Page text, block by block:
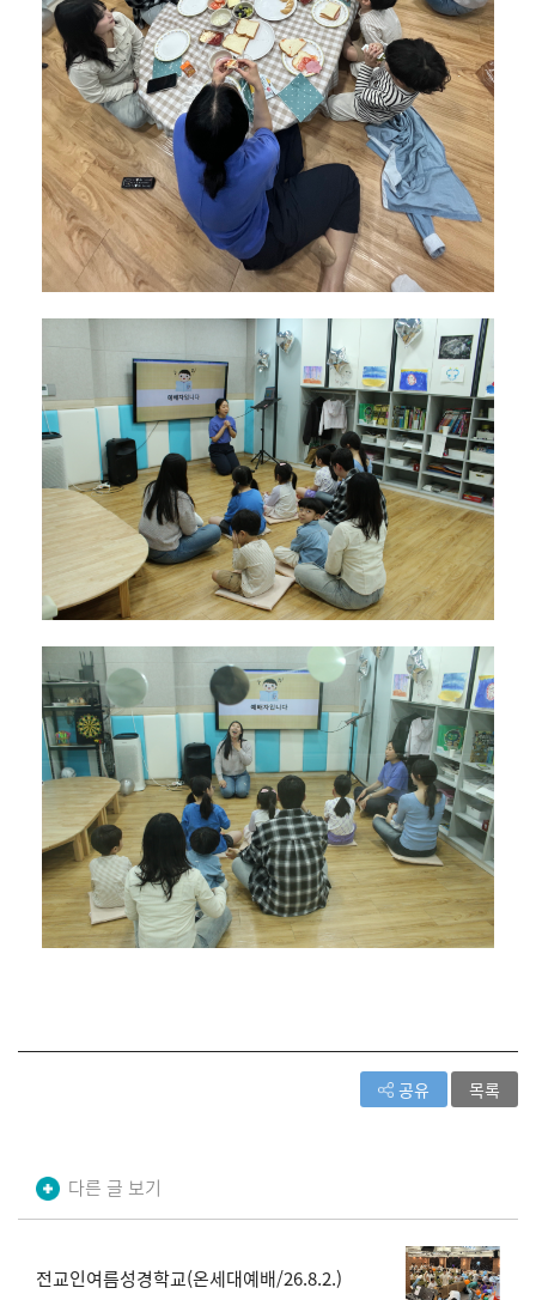
공유 목록
다른 글 보기
전교인여름성경학교(온세대예배/26.8.2.)